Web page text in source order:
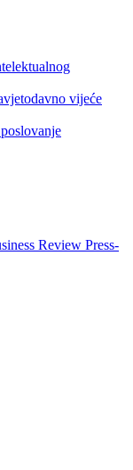
vijeće
Review Press-